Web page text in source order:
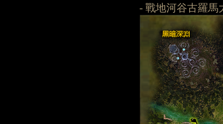
- 戰地河谷古羅馬